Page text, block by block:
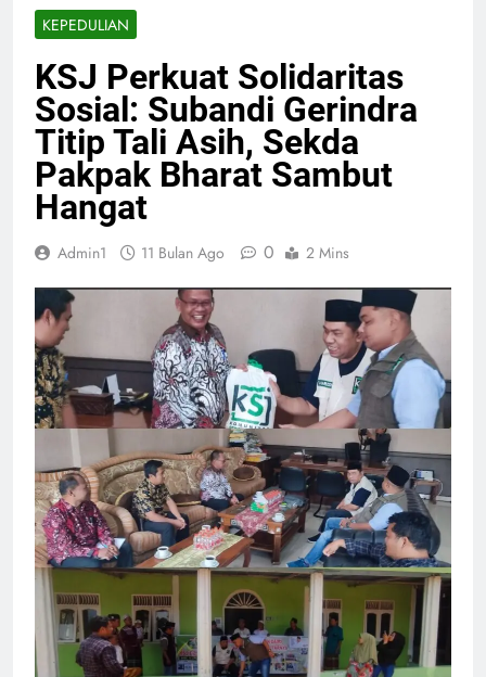
KEPEDULIAN
KSJ Perkuat Solidaritas
Sosial: Subandi Gerindra
Titip Tali Asih, Sekda
Pakpak Bharat Sambut
Hangat
Admin1 11 Bulan Ago 0 2 Mins